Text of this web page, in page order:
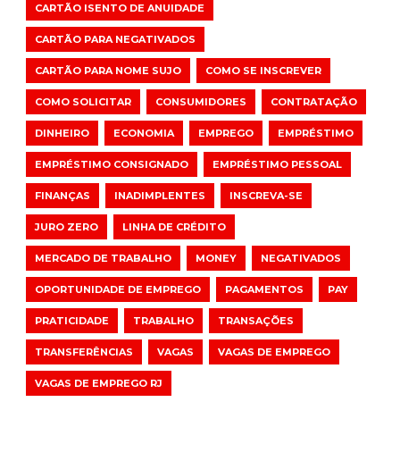
CARTÃO ISENTO DE ANUIDADE
CARTÃO PARA NEGATIVADOS
CARTÃO PARA NOME SUJO COMO SE INSCREVER
COMO SOLICITAR CONSUMIDORES CONTRATAÇÃO
DINHEIRO ECONOMIA EMPREGO EMPRÉSTIMO
EMPRÉSTIMO CONSIGNADO EMPRÉSTIMO PESSOAL
FINANÇAS INADIMPLENTES INSCREVA-SE
JURO ZERO LINHA DE CRÉDITO
MERCADO DE TRABALHO MONEY NEGATIVADOS
OPORTUNIDADE DE EMPREGO PAGAMENTOS PAY
PRATICIDADE TRABALHO TRANSAÇÕES
TRANSFERÊNCIAS VAGAS VAGAS DE EMPREGO
VAGAS DE EMPREGO RJ